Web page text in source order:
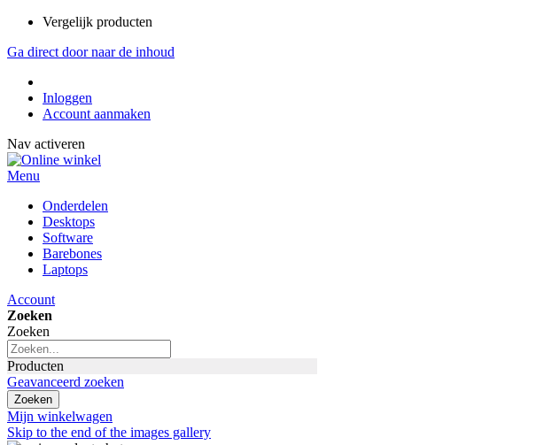
Vergelijk producten
Ga direct door naar de inhoud
Inloggen
Account aanmaken
Nav activeren
Menu
Onderdelen
Desktops
Software
Barebones
Laptops
Account
Zoeken
Zoeken
Producten
Geavanceerd zoeken
Zoeken
Mijn winkelwagen
Skip to the end of the images gallery